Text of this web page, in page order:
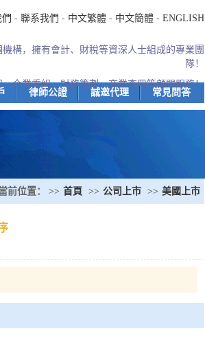
- 聯系我們 - 中文繁體- 中文簡體- ENGLISH
構，擁有會計、財稅等資深人士組成的專業團
隊！
企業重組、財務籌劃、商業查冊等顧問服務！
律師公證 誠邀代理 常見問答
前位置： >> 首頁 >> 公司上市 >> 美國上市